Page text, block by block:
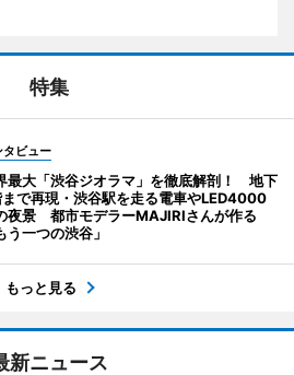
特集
タビュー
最大「渋谷ジオラマ」を徹底解剖！ 地下
で再現・渋谷駅を走る電車やLED4000
夜景 都市モデラーMAJIRIさんが作る
う一つの渋谷」
もっと見る
新ニュース